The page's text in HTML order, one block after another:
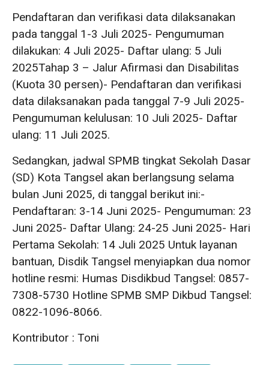
Pendaftaran dan verifikasi data dilaksanakan
pada tanggal 1-3 Juli 2025- Pengumuman
dilakukan: 4 Juli 2025- Daftar ulang: 5 Juli
2025Tahap 3 – Jalur Afirmasi dan Disabilitas
(Kuota 30 persen)- Pendaftaran dan verifikasi
data dilaksanakan pada tanggal 7-9 Juli 2025-
Pengumuman kelulusan: 10 Juli 2025- Daftar
ulang: 11 Juli 2025.
Sedangkan, jadwal SPMB tingkat Sekolah Dasar
(SD) Kota Tangsel akan berlangsung selama
bulan Juni 2025, di tanggal berikut ini:-
Pendaftaran: 3-14 Juni 2025- Pengumuman: 23
Juni 2025- Daftar Ulang: 24-25 Juni 2025- Hari
Pertama Sekolah: 14 Juli 2025 Untuk layanan
bantuan, Disdik Tangsel menyiapkan dua nomor
hotline resmi: Humas Disdikbud Tangsel: 0857-
7308-5730 Hotline SPMB SMP Dikbud Tangsel:
0822-1096-8066.
Kontributor : Toni